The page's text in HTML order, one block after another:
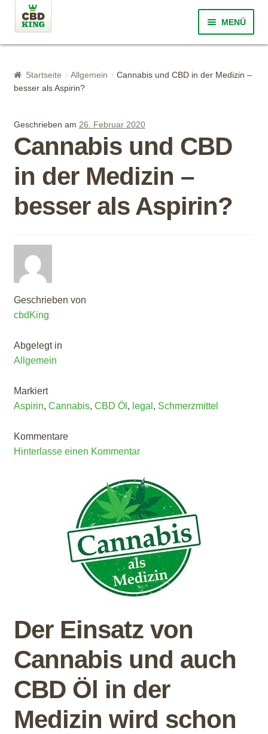
Zur Navigation springen
Springe zum Inhalt
MENÜ
Qualität
Shop
FAQ
Startseite Allgemein
Cannabis und CBD in der Medizin –
besser als Aspirin?
Geschrieben am 26. Februar 2020
Cannabis und CBD
in der Medizin –
besser als Aspirin?
Geschrieben von
cbdKing
Abgelegt in
Allgemein
Markiert
Aspirin, Cannabis, CBD Öl , legal , Schmerzmittel
Kommentare
Hinterlasse einen Kommentar
Der Einsatz von
Cannabis und auch
CBD Öl in der
Medizin wird schon